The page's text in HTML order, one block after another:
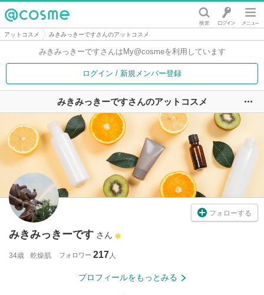
@cosme
アットコスメ みきみっきーですさんのアットコスメ
みきみっきーですさんは My@cosmeを利用しています
ログイン / 新規メンバー登録
みきみっきーですさんのアットコスメ
フォローする
みきみっきーです さん
34歳 乾燥肌 フォロワー 217
プロフィールをもっとみる